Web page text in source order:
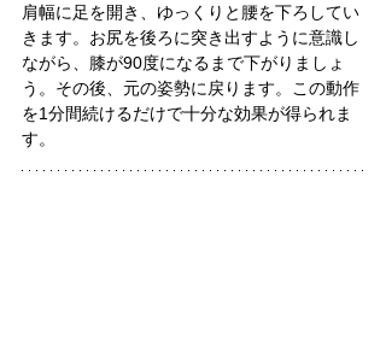
肩幅に足を開き、ゆっくりと腰を下ろしてい
きます。お尻を後ろに突き出すように意識し
ながら、膝が90度になるまで下がりましょ
う。その後、元の姿勢に戻ります。この動作
を1分間続けるだけで十分な効果が得られま
す。